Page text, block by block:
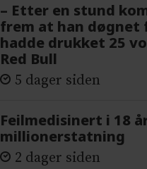
– Etter en stund
frem at han døgnet
hadde drukket 25
Red Bull
5 dager siden
Feilmedisinert i 18
millionerstatning
2 dager siden